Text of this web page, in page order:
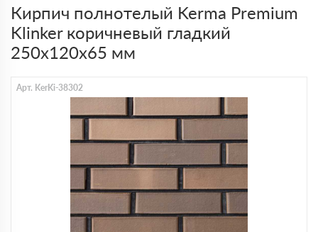
Кирпич полнотелый Kerma Premium
Klinker коричневый гладкий
250х120х65 мм
Арт. KerKi-38302